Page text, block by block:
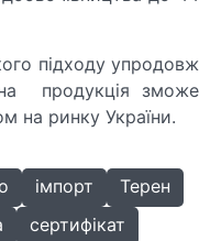
підходу упродовж
продукція зможе
на ринку України.
імпорт
Терен
сертифікат